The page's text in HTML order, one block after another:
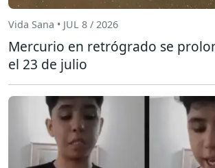
Vida Sana • JUL 8 / 2026
Mercurio en retrógrado se
el 23 de julio